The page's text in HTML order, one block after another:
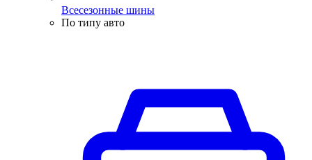
Всесезонные шины
По типу авто